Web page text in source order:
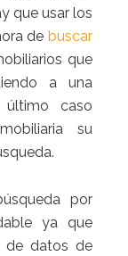
que usar los
de buscar
que
a una
último caso
su
por
ya que
de datos de